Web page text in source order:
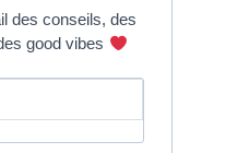
des conseils, des
good vibes